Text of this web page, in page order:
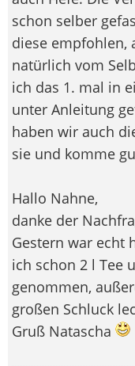
schon selber
diese empfohlen,
natürlich vom
ich das 1. mal in
unter Anleitung
haben wir auch
sie und komme
Hallo Nahne,
danke der
Gestern war echt
ich schon 2 l Tee
genommen,
großen Schluck
Gruß Natascha